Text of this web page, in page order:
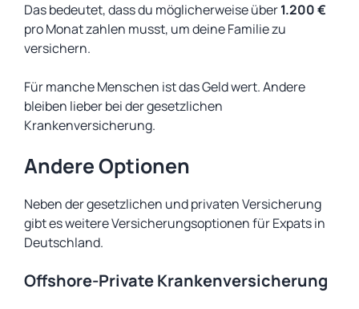
Das bedeutet, dass du möglicherweise über1.200 €
pro Monat zahlen musst, um deine Familie zu
versichern.
Für manche Menschen ist das Geld wert. Andere
bleiben lieber bei der gesetzlichen
Krankenversicherung.
Andere Optionen
Neben der gesetzlichen und privaten Versicherung
gibt es weitere Versicherungsoptionen für Expats in
Deutschland.
Offshore-Private Krankenversicherung